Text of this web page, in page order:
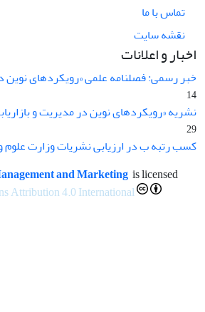
تماس با ما
نقشه سایت
اخبار و اعلانات
خبر رسمی: فصلنامه علمی «رویکردهای نوین
14
نشریه «رویکردهای نوین در مدیریت و
29
کسب رتبه ب در ارزیابی نشریات وزارت علوم
and Marketing is licensed
Attribution 4.0 International